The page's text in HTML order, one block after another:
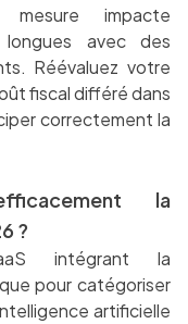
impacte
avec des
Réévaluez votre
fiscal différé dans
correctement la
la
?
intégrant la
pour catégoriser
artificielle